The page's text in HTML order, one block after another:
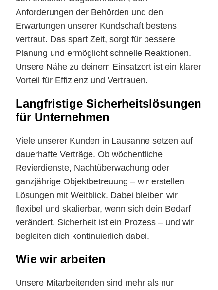
Anforderungen der Behörden und den
Erwartungen unserer Kundschaft bestens
vertraut. Das spart Zeit, sorgt für bessere
Planung und ermöglicht schnelle Reaktionen.
Unsere Nähe zu deinem Einsatzort ist ein klarer
Vorteil für Effizienz und Vertrauen.
Langfristige Sicherheitslösungen
für Unternehmen
Viele unserer Kunden in Lausanne setzen auf
dauerhafte Verträge. Ob wöchentliche
Revierdienste, Nachtüberwachung oder
ganzjährige Objektbetreuung – wir erstellen
Lösungen mit Weitblick. Dabei bleiben wir
flexibel und skalierbar, wenn sich dein Bedarf
verändert. Sicherheit ist ein Prozess – und wir
begleiten dich kontinuierlich dabei.
Wie wir arbeiten
Unsere Mitarbeitenden sind mehr als nur